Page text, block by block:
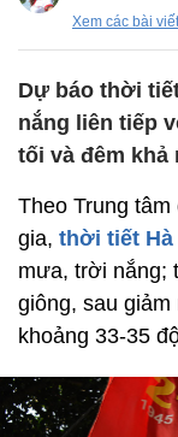
Xem các bài
Dự báo thời
nắng liên tiếp
tối và đêm khả
Theo Trung
gia, thời tiết Hà
mưa, trời nắng;
giông, sau
khoảng 33-35